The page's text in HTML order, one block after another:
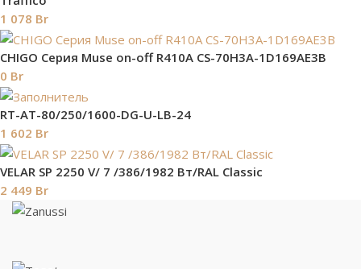
1 078 Br
СHIGO Серия Muse on-off R410A CS-70H3A-1D169AE3B
0 Br
RT-AT-80/250/1600-DG-U-LB-24
1 602 Br
VELAR SP 2250 V/ 7 /386/1982 Вт/RAL Classic
2 449 Br